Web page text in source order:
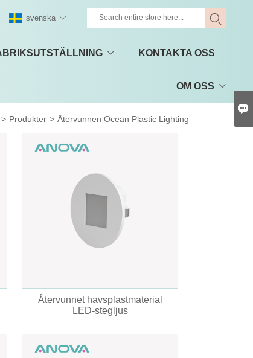
KONTAKTA OSS
OM OSS
svenska
> Produkter > Återvunnen Ocean Plastic Lighting
Återvunnet havsplastmaterial
LED-stegljus
